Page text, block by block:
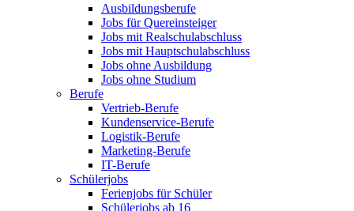
Ausbildungsberufe
Jobs für Quereinsteiger
Jobs mit Realschulabschluss
Jobs mit Hauptschulabschluss
Jobs ohne Ausbildung
Jobs ohne Studium
Berufe
Vertrieb-Berufe
Kundenservice-Berufe
Logistik-Berufe
Marketing-Berufe
IT-Berufe
Schülerjobs
Ferienjobs für Schüler
Schülerjobs ab 16